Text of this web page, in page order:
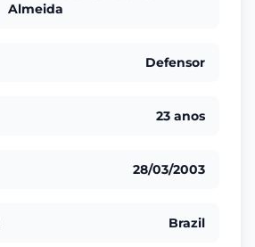
Almeida
Defensor
23 anos
28/03/2003
Brazil